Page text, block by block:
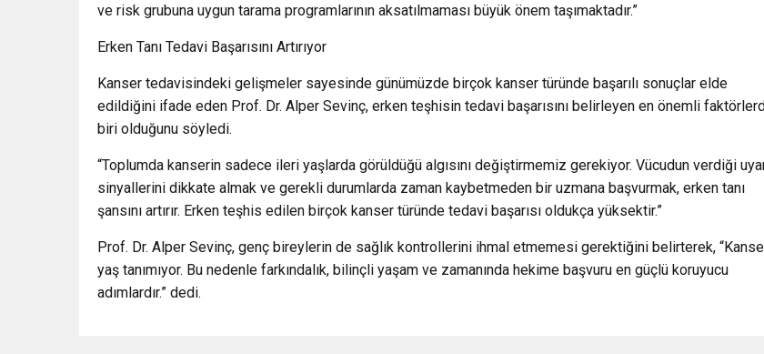
ve risk grubuna uygun tarama programlarının aksatılmaması büyük önem taşımaktadır.”
Erken Tanı Tedavi Başarısını Artırıyor
Kanser tedavisindeki gelişmeler sayesinde günümüzde birçok kanser türünde başarılı sonuçlar elde
edildiğini ifade eden Prof. Dr. Alper Sevinç, erken teşhisin tedavi başarısını belirleyen en önemli
biri olduğunu söyledi.
“Toplumda kanserin sadece ileri yaşlarda görüldüğü algısını değiştirmemiz gerekiyor. Vücudun verdiği
sinyallerini dikkate almak ve gerekli durumlarda zaman kaybetmeden bir uzmana başvurmak, erken tanı
şansını artırır. Erken teşhis edilen birçok kanser türünde tedavi başarısı oldukça yüksektir.”
Prof. Dr. Alper Sevinç, genç bireylerin de sağlık kontrollerini ihmal etmemesi gerektiğini belirterek,
yaş tanımıyor. Bu nedenle farkındalık, bilinçli yaşam ve zamanında hekime başvuru en güçlü koruyucu
adımlardır.” dedi.